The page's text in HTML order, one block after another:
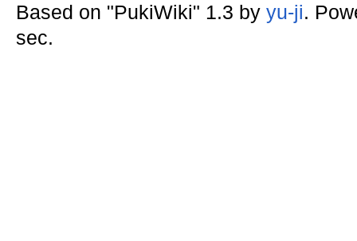
Based on "PukiWiki" 1.3 by yu-ji.
sec.